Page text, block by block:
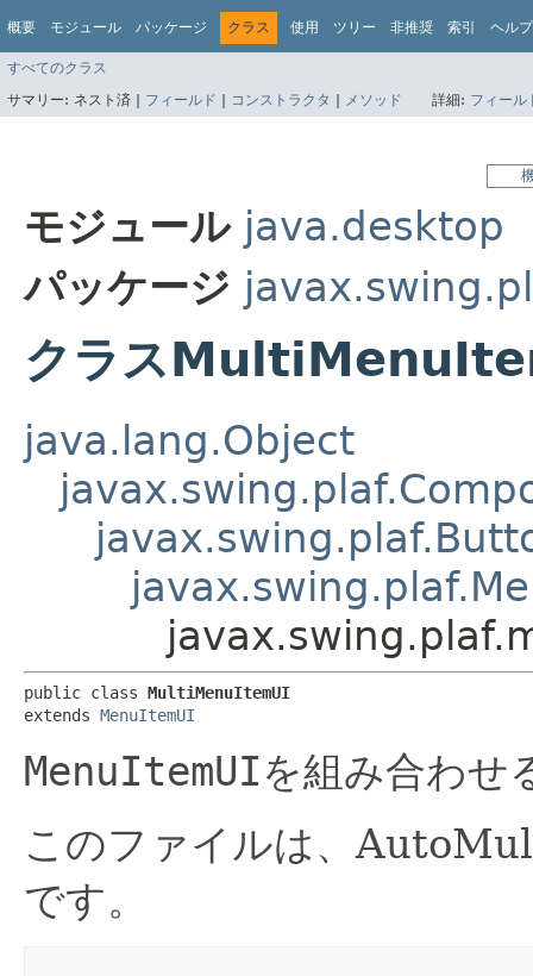
概要 モジュール パッケージ クラス 使用 ツリー 非推奨 索引 ヘルプ
すべてのクラス
サマリー: ネスト済 | フィールド | コンストラクタ | メソッド 詳細: フィール
モジュール java.desktop
パッケージ
クラス
java.lang.Object
public class MultiMenuItemUI
extends MenuItemUI
MenuItemUIを組み合わせ
このファイルは、
です。